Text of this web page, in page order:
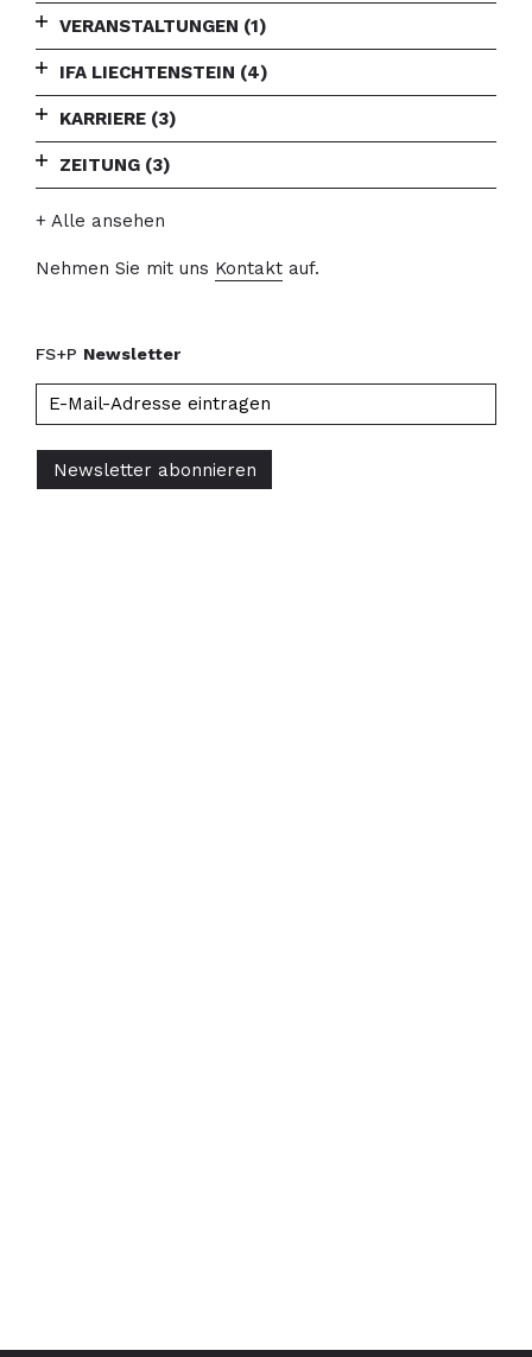
VERANSTALTUNGEN (1)
IFA LIECHTENSTEIN (4)
KARRIERE (3)
ZEITUNG (3)
+ Alle ansehen
Nehmen Sie mit uns Kontakt auf.
FS+P Newsletter